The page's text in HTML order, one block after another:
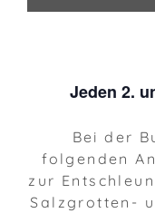
Jeden 2.
Bei der
folgenden
zur
Salzgrotten-